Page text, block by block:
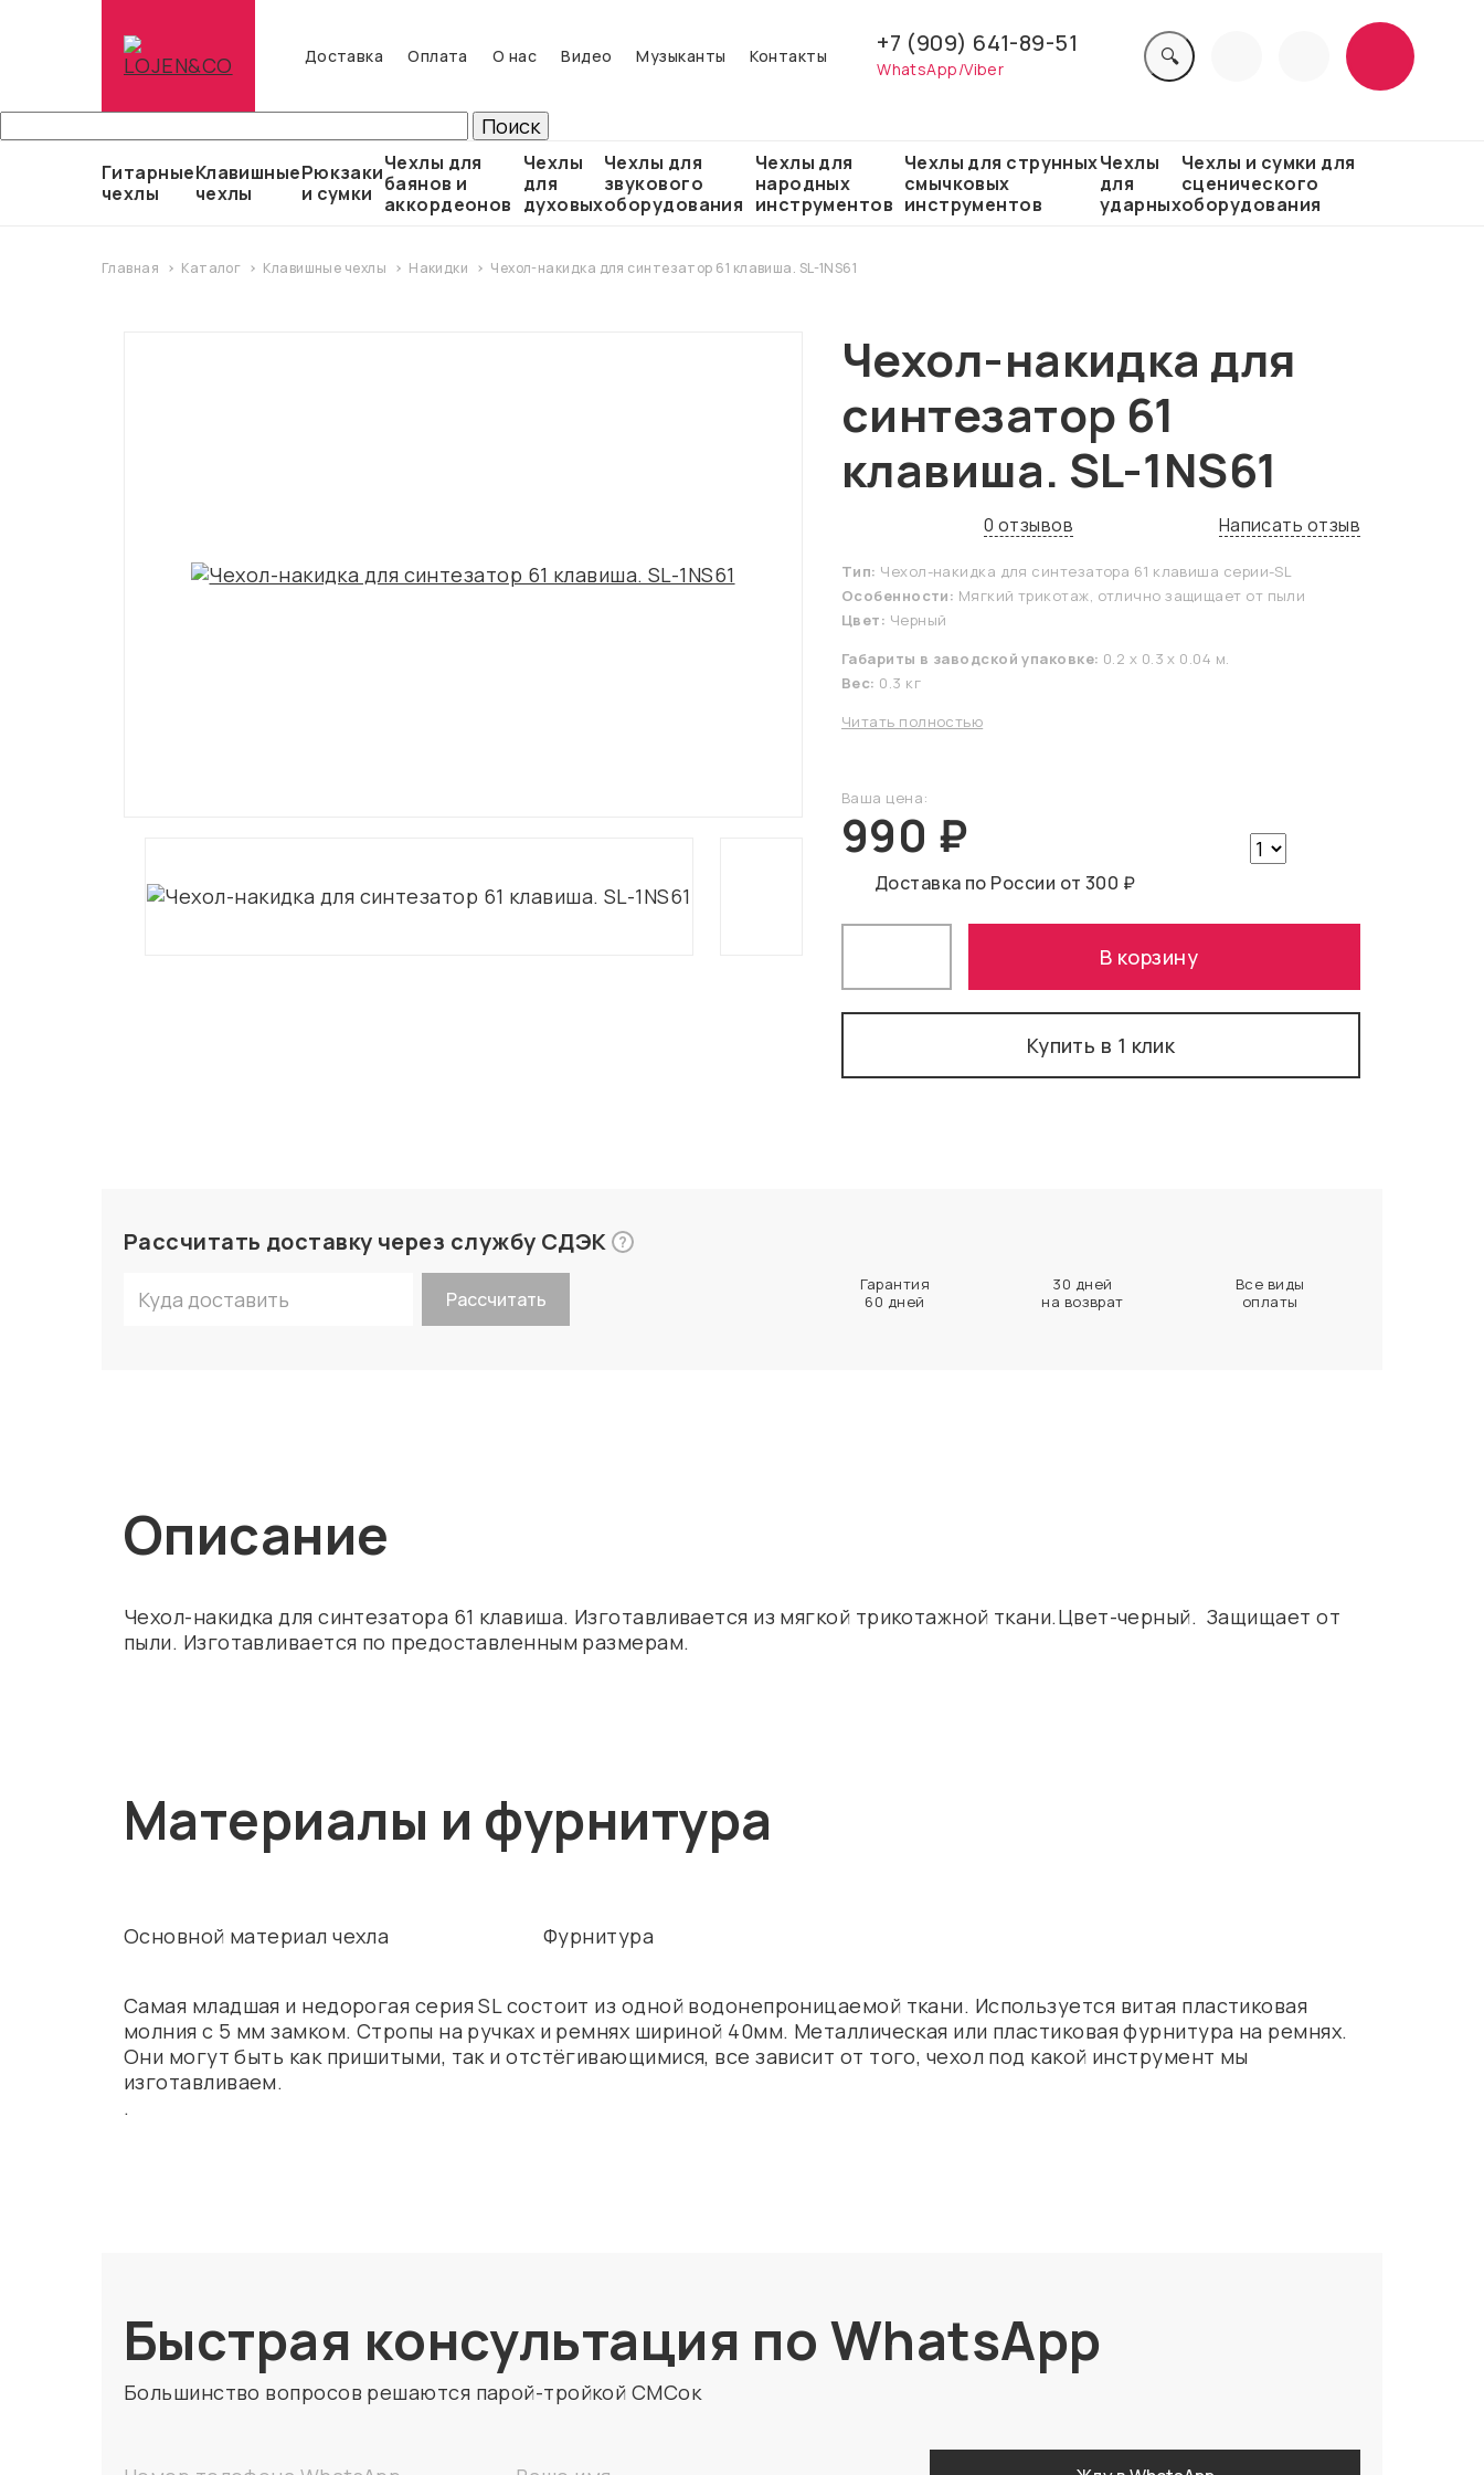
Доставка Оплата О нас Видео Музыканты Контакты +7 (909) 641-89-51
WhatsApp/Viber 🔍
Гитарные
чехлы
Клавишные
чехлы
Рюкзаки
и сумки
Чехлы для
баянов и
аккордеонов
Чехлы
для
духовых
Чехлы для
звукового
оборудования
Чехлы для
народных
инструментов
Чехлы для струнных
смычковых
инструментов
Чехлы
для
ударных
Чехлы и сумки для
сценического
оборудования
Главная Каталог Клавишные чехлы Накидки Чехол-накидка для синтезатор 61 клавиша. SL-1NS61
Чехол-накидка для
синтезатор 61
клавиша. SL-1NS61
0 отзывов Написать отзыв
Тип: Чехол-накидка для синтезатора 61 клавиша серии-SL
Особенности: Мягкий трикотаж, отлично защищает от пыли
Цвет: Черный
Габариты в заводской упаковке: 0.2 x 0.3 x 0.04 м.
Вес: 0.3 кг
Читать полностью
Ваша цена:
990 ₽
Доставка по России от 300 ₽
В корзину
Купить в 1 клик
Гарантия
60 дней
30 дней
на возврат
Все виды
оплаты
Рассчитать доставку через службу СДЭК ?
Рассчитать
Описание
Чехол-накидка для синтезатора 61 клавиша. Изготавливается из мягкой трикотажной ткани.Цвет-черный. Защищает от
пыли. Изготавливается по предоставленным размерам.
Материалы и фурнитура
Основной материал чехла Фурнитура
Самая младшая и недорогая серия SL состоит из одной водонепроницаемой ткани. Используется витая пластиковая
молния с 5 мм замком. Стропы на ручках и ремнях шириной 40мм. Металлическая или пластиковая фурнитура на ремнях.
Они могут быть как пришитыми, так и отстёгивающимися, все зависит от того, чехол под какой инструмент мы
изготавливаем.
.
Быстрая консультация по WhatsApp
Большинство вопросов решаются парой-тройкой СМСок